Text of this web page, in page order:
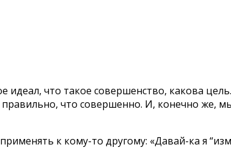
идеал, что такое совершенство, какова
правильно, что совершенно. И, конечно же,
к кому-то другому: «Давай-ка я